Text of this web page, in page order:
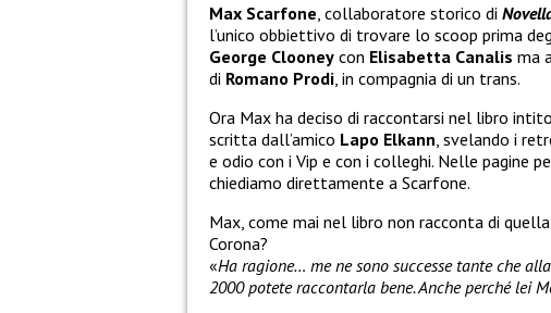
Max Scarfone , collaboratore storico di
l’unico obbiettivo di trovare lo scoop prima
George Clooney con Elisabetta Canalis ma
di Romano Prodi , in compagnia di un trans.
Ora Max ha deciso di raccontarsi nel libro
scritta dall’amico Lapo Elkann , svelando i
e odio con i Vip e con i colleghi. Nelle pagine
chiediamo direttamente a Scarfone.
Max, come mai nel libro non racconta di
Corona?
«Ha ragione… me ne sono successe tante che
2000 potete raccontarla bene. Anche perché lei